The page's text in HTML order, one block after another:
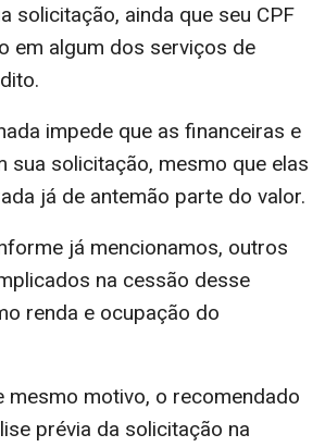
solicitação, ainda que seu CPF
em algum dos serviços de
impede que as financeiras e
sua solicitação, mesmo que elas
já de antemão parte do valor.
já mencionamos, outros
na cessão desse
renda e ocupação do
mesmo motivo, o recomendado
prévia da solicitação na